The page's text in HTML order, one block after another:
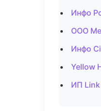
Инфо
ООО
Инфо
Yellow
ИП